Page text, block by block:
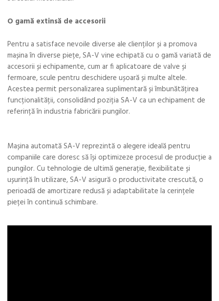
O gamă extinsă de accesorii
Pentru a satisface nevoile diverse ale clienților și a promova
mașina în diverse piețe, SA-V vine echipată cu o gamă variată de
accesorii și echipamente, cum ar fi aplicatoare de valve și
fermoare, scule pentru deschidere ușoară și multe altele.
Acestea permit personalizarea suplimentară și îmbunătățirea
funcționalității, consolidând poziția SA-V ca un echipament de
referință în industria fabricării pungilor.
Mașina automată SA-V reprezintă o alegere ideală pentru
companiile care doresc să își optimizeze procesul de producție a
pungilor. Cu tehnologie de ultimă generație, flexibilitate și
ușurință în utilizare, SA-V asigură o productivitate crescută, o
perioadă de amortizare redusă și adaptabilitate la cerințele
pieței în continuă schimbare.